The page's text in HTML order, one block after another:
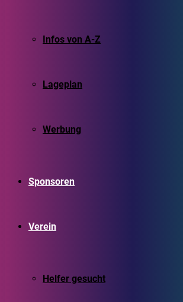
Infos von A-Z
Lageplan
Werbung
Sponsoren
Verein
Helfer gesucht